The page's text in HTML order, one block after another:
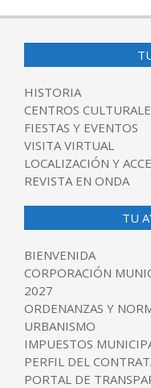
HISTORIA
CENTROS
FIESTAS Y EVENTOS
VISITA VIRTUAL
LOCALIZACIÓN Y
REVISTA EN ONDA
TU
BIENVENIDA
CORPORACIÓN
2027
ORDENANZAS Y
URBANISMO
IMPUESTOS
PERFIL DEL
PORTAL DE